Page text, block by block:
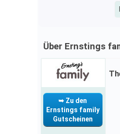
Über Ernstings
➥ Zu den
Ernstings family
Gutscheinen